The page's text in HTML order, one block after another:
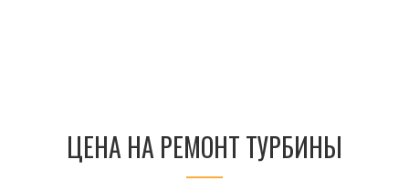
ЦЕНА НА РЕМОНТ ТУРБИНЫ